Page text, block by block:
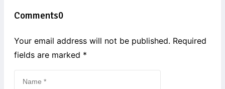
Comments0
Your email address will not be published. Required
fields are marked *